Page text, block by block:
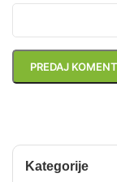
Kategorije